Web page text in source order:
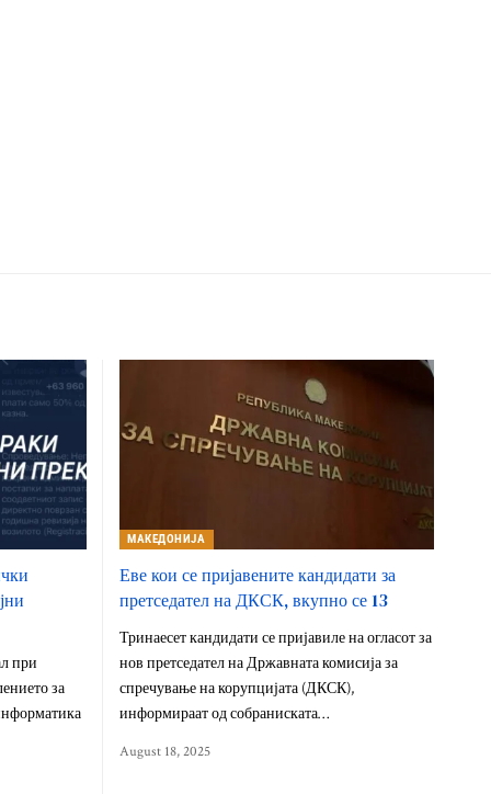
при
за
МАКЕДОНИЈА
Еве кои се пријавените кандидати за
претседател на ДКСК, вкупно се 13
Тринаесет кандидати се пријавиле на огласот за
нов претседател на Државната комисија за
спречување на корупцијата (ДКСК),
информираат од собраниската…
August 18, 2025